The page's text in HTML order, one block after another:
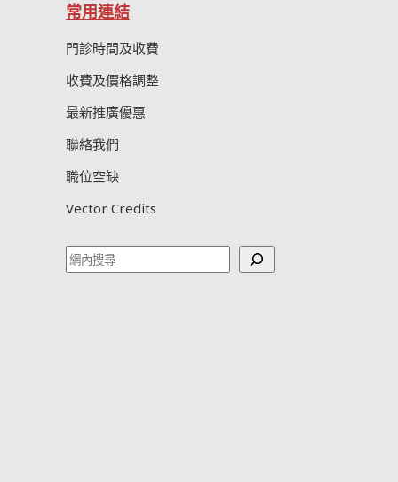
常用連結
門診時間及收費
收費及價格調整
最新推廣優惠
聯絡我們
職位空缺
Vector Credits
Search